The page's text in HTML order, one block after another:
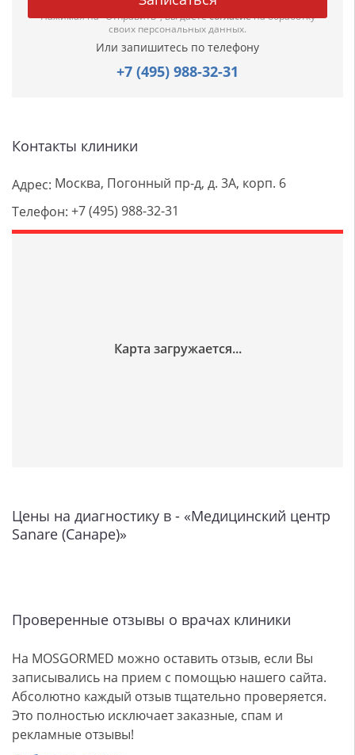
Нажимая на "Отправить", вы даетесогласиена обработку
своих персональных данных.
Или запишитесь по телефону
+7 (495) 988-32-31
Контакты клиники
Адрес: Москва, Погонный пр-д, д. 3А, корп. 6
Телефон: +7 (495) 988-32-31
Цены на диагностику в - «Медицинский центр
Sanare (Санаре)»
Проверенные отзывы о врачах клиники
На MOSGORMED можно оставить отзыв, если Вы
записывались на прием с помощью нашего сайта.
Абсолютно каждый отзыв тщательно проверяется.
Это полностью исключает заказные, спам и
рекламные отзывы!